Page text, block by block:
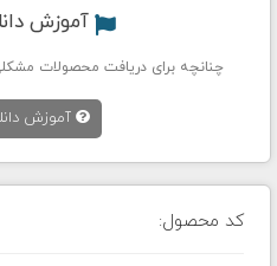
آموزش
چنانچه برای دریافت محصولات
آموزش
کد محصول: